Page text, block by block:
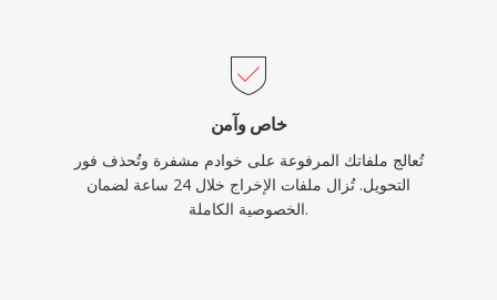
خاص وآمن
تُعالج ملفاتك المرفوعة على خوادم مشفرة وتُحذف فور
التحويل. تُزال ملفات الإخراج خلال 24 ساعة لضمان
الخصوصية الكاملة.